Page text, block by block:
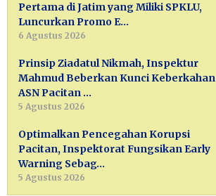
Pertama di Jatim yang Miliki SPKLU,
Luncurkan Promo E…
6 Agustus 2026
Prinsip Ziadatul Nikmah, Inspektur
Mahmud Beberkan Kunci Keberkahan
ASN Pacitan …
5 Agustus 2026
Optimalkan Pencegahan Korupsi
Pacitan, Inspektorat Fungsikan Early
Warning Sebag…
5 Agustus 2026